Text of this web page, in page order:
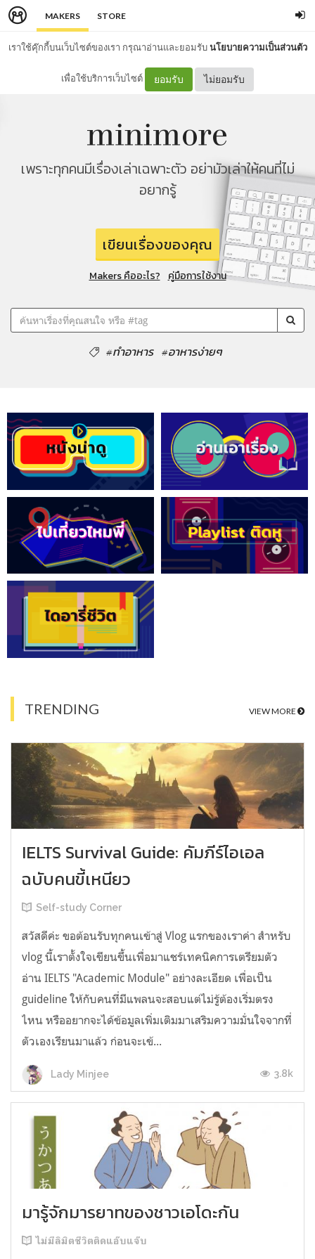
MAKERS STORE
เราใช้คุ๊กกี้บนเว็บไซต์ของเรา กรุณาอ่านและยอมรับนโยบายความเป็นส่วนตัว
เพื่อใช้บริการเว็บไซต์ ยอมรับ ไม่ยอมรับ
เพราะทุกคนมีเรื่องเล่าเฉพาะตัว อย่ามัวเล่าให้คนที่ไม่
อยากรู้
เขียนเรื่องของคุณ
Makers คืออะไร? คู่มือการใช้งาน
#ทำอาหาร #อาหารง่ายๆ
TRENDING VIEW MORE
IELTS Survival Guide: คัมภีร์ไอเอล
ฉบับคนขี้เหนียว
Self-study Corner
สวัสดีค่ะ ขอต้อนรับทุกคนเข้าสู่ Vlog แรกของเราค่า สำหรับ
vlog นี้เราตั้งใจเขียนขึ้นเพื่อมาแชร์เทคนิคการเตรียมตัว
อ่าน IELTS "Academic Module" อย่างละเอียด เพื่อเป็น
guideline ให้กับคนที่มีแพลนจะสอบแต่ไม่รู้ต้องเริ่มตรง
ไหน หรืออยากจะได้ข้อมูลเพิ่มเติมมาเสริมความมั่นใจจากที่
ตัวเองเรียนมาแล้ว ก่อนจะเข้...
Lady Minjee 3.8k
มารู้จักมารยาทของชาวเอโดะกัน
ไม่มีลิมิตชีวิตติดแอ๊บแจ๊บ